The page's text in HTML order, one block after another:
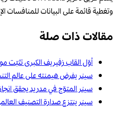
وتغطية قائمة على البيانات للمنافسات
مقالات ذات صلة
أوّل القاب زفيريف الكبرى تثبّت
سينر يفرض هيمنته على عالم
سينر المتوّج في مدريد يحقق
سينر ينتزع صدارة التصنيف